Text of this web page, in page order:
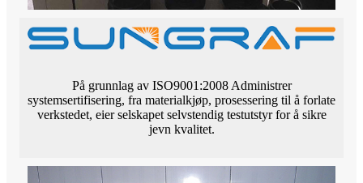
På grunnlag av ISO9001:2008 Administrer
systemsertifisering, fra materialkjøp, prosessering til å forlate
verkstedet, eier selskapet selvstendig testutstyr for å sikre
jevn kvalitet.